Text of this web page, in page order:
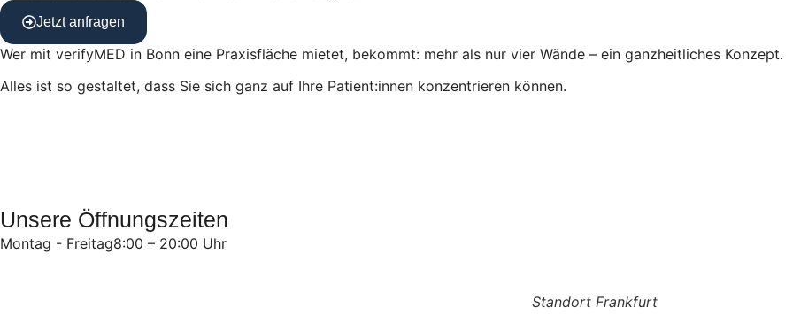
Jetzt anfragen
Wer mit verifyMED in Bonn eine Praxisfläche mietet, bekommt: mehr als nur vier Wände – ein ganzheitliches Konzept.
Alles ist so gestaltet, dass Sie sich ganz auf Ihre Patient:innen konzentrieren können.
Unsere Öffnungszeiten
Montag - Freitag8:00 – 20:00 Uhr
Standort Frankfurt